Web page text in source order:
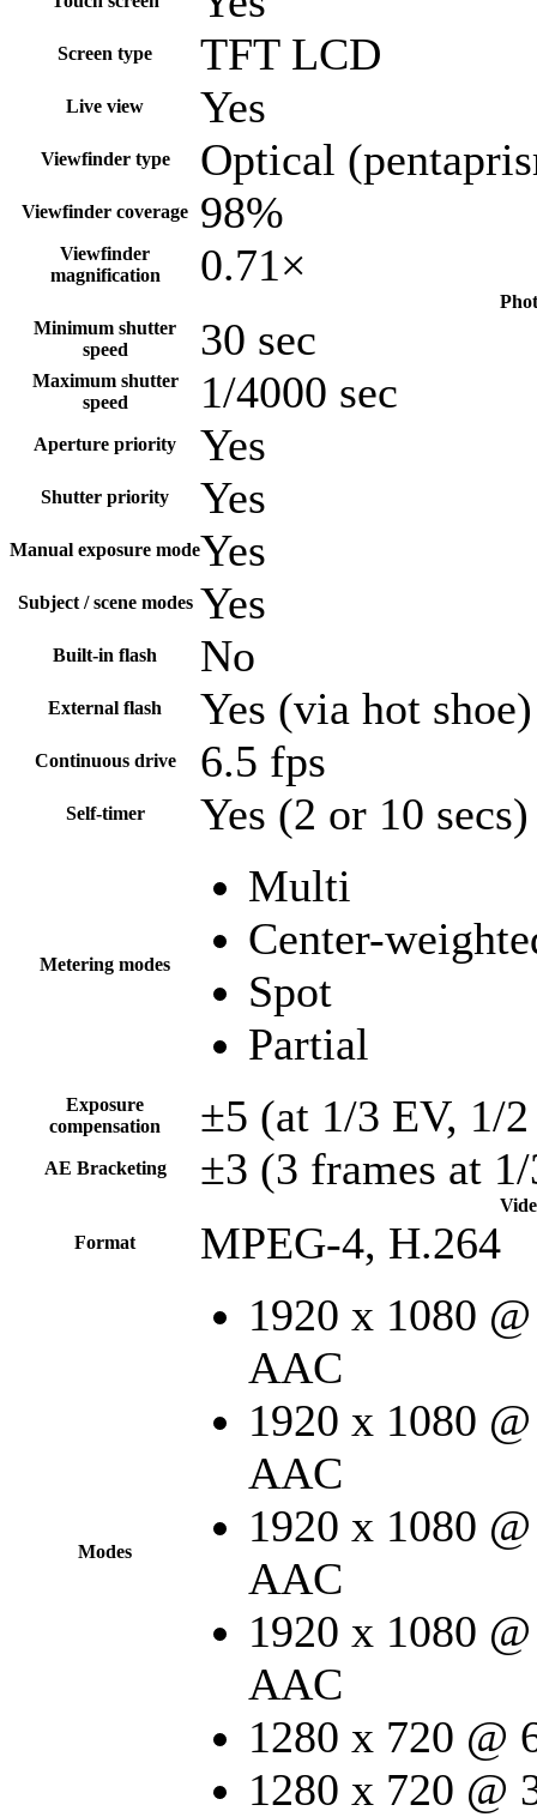
Screen type TFT LCD
Live view Yes
Viewfinder type Optical
Viewfinder coverage 98%
Viewfinder
magnification
0.71×
Minimum shutter
speed
30 sec
Maximum shutter
speed
1/4000 sec
Aperture priority Yes
Shutter priority Yes
Manual exposure modeYes
Subject / scene modes Yes
Built-in flash No
External flash Yes (via hot shoe)
Continuous drive 6.5 fps
Self-timer Yes (2 or 10 secs)
Metering modes
Multi
Center-
Spot
Partial
Exposure
compensation
±5 (at 1/3 EV, 1/
AE Bracketing ±3 (3 frames at
Format
MPEG-4, H.264
Modes
1920 x 1080
AAC
1920 x 1080
AAC
1920 x 1080
AAC
1920 x 1080
AAC
1280 x 720 @
1280 x 720 @